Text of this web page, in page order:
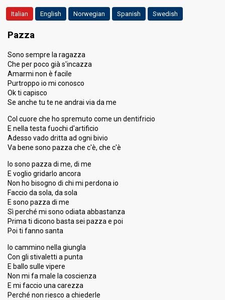
Eliminated
Ranking 7th(out of 30)
Running order
Italian English Norwegian Spanish Swedish
Pazza
Sono sempre la ragazza
Che per poco già s'incazza
Amarmi non è facile
Purtroppo io mi conosco
Ok ti capisco
Se anche tu te ne andrai via da me
Col cuore che ho spremuto come un dentifricio
E nella testa fuochi d'artificio
Adesso vado dritta ad ogni bivio
Va bene sono pazza che c'è, che c'è
Io sono pazza di me, di me
E voglio gridarlo ancora
Non ho bisogno di chi mi perdona io
Faccio da sola, da sola
E sono pazza di me
Sì perché mi sono odiata abbastanza
Prima ti dicono basta sei pazza e poi
Poi ti fanno santa
Io cammino nella giungla
Con gli stivaletti a punta
E ballo sulle vipere
Non mi fa male la coscienza
E mi faccio una carezza
Perché non riesco a chiederle